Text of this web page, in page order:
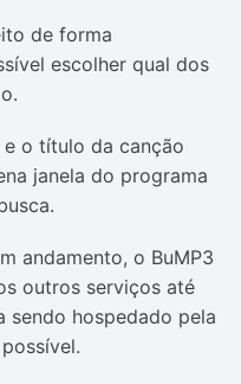
de forma
escolher qual dos
o título da canção
janela do programa
andamento, o BuMP3
outros serviços até
sendo hospedado pela